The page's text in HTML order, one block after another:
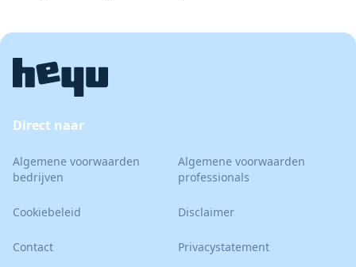
Direct naar
Algemene voorwaarden
bedrijven
Algemene voorwaarden
professionals
Cookiebeleid Disclaimer
Contact Privacystatement